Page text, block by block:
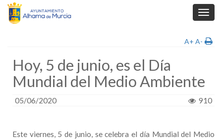
A+ A-
Hoy, 5 de junio, es el Día
Mundial del Medio Ambiente
05/06/2020 910
Este viernes, 5 de junio, se celebra el día Mundial del Medio